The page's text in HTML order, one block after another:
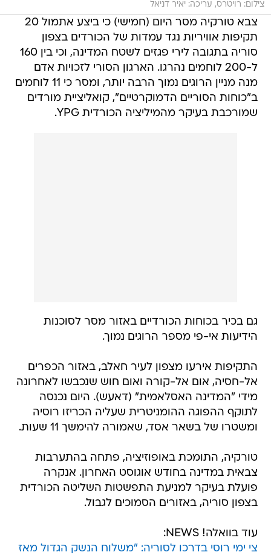
צילום: רויטרס, עריכה: יאיר דניאל
צבא טורקיה מסר היום (חמישי) כי ביצע אתמול 20
תקיפות אוויריות נגד עמדות של הכורדים בצפון
סוריה בתגובה לירי פגזים לשטח המדינה, וכי בין 160
ל-200 לוחמים נהרגו. הארגון הסורי לזכויות אדם
מנה מניין הרוגים נמוך הרבה יותר, ומסר כי 11 לוחמים
ב"כוחות הסוריים הדמוקרטיים", קואליציית מורדים
שמורכבת בעיקר מהמיליציה הכורדית YPG.
גם בכיר בכוחות הכורדיים באזור מסר לסוכנות
הידיעות אי-פי מספר הרוגים נמוך.
התקיפות אירעו מצפון לעיר חאלב, באזור הכפרים
אל-חסיה, אום אל-קורה ואום חוש שנכבשו לאחרונה
מידי "המדינה האסלאמית" (דאעש). היום נכנסה
לתוקף ההפוגה ההומניטרית שעליה הכריזו רוסיה
ומשטרו של בשאר אסד, שאמורה להימשך 11 שעות.
טורקיה, התומכת באופוזיציה, פתחה בהתערבות
צבאית במדינה בחודש אוגוסט האחרון. אנקרה
פועלת בעיקר למניעת התפשטות השליטה הכורדית
בצפון סוריה, באזורים הסמוכים לגבול.
עוד בוואלה! NEWS:
צי ימי רוסי בדרכו לסוריה: "משלוח הנשק הגדול מאז